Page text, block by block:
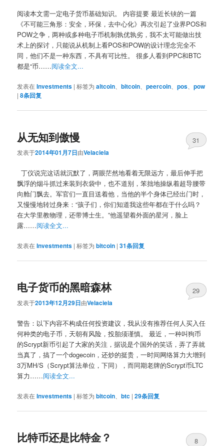
阅读本文需一定电子货币基础知识。 内容提要 最近长铗的一篇
《不可能三角形：安全，环保，去中心化》再次引起了业界POS和
POW之争，两种或多种电子币机制孰优孰劣，我不太可能做出技
术上的探讨，只能说从机制上看POS和POW的设计理念完全不
同，他们不是一种东西，不具有可比性。 很多人看到PPC和BTC
都是“币……阅读全文...
发表在Investments |标签为 altcoin 、bitcoin 、peercoin 、pos 、pow
|8条回复
从无知到傲慢
发表于2014年01月7日由Velaciela
31
丁仪说完这话就沉默了，两眼茫然地看着无限远方，最后伸手把
飘浮的烟斗抓过来装到衣袋中，也不道别，笨拙地操纵着超导腰带
向舱门飘去。军官们一直目送着他，当他的半个身体已经出门时，
又慢慢地转过身来：“孩子们，你们知道我这些年都在于什么吗？
在大学里教物理，还带博士生。”他遥望着外面的星河，脸上
露……阅读全文...
发表在Investments |标签为 bitcoin |31条回复
电子货币的黑暗森林
发表于2013年12月29日由Velaciela
29
警告：以下内容不构成任何投资建议，我从没有推荐任何人买入任
何种类的电子币，天朝有风险，投胎须谨慎。 最近，一种叫狗币
的Scrypt新币引起了大家的关注，据说是个国外的笑话，弄了弄就
当真了，搞了一个dogecoin，还炒的挺贵，一时间网络算力大增到
3万MH/S（Scrypt算法单位，下同），而同期老牌的Scrypt币LTC
算力……阅读全文...
发表在Investments |标签为 bitcoin 、btc |29条回复
比特币还是比特金？ 8